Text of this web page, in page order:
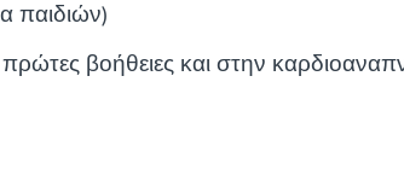
παιδιών)
βοήθειες και στην